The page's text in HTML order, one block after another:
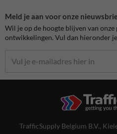
Meld je aan voor onze
Wil je op de hoogte blijven van
ontwikkelingen. Vul dan hieronder
TrafficSupply Belgium B.V.,